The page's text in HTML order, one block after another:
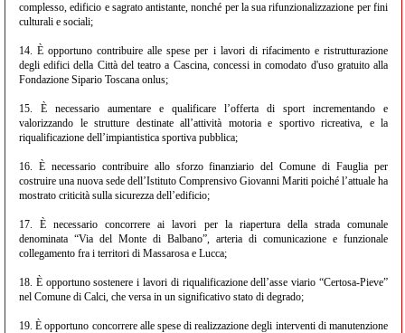
complesso, edificio e sagrato antistante, nonché per la sua rifunzionalizzazione per fini
culturali e sociali;
14. È opportuno contribuire alle spese per i lavori di rifacimento e ristrutturazione
degli edifici della Città del teatro a Cascina, concessi in comodato d'uso gratuito alla
Fondazione Sipario Toscana onlus;
15. È necessario aumentare e qualificare l’offerta di sport incrementando e
valorizzando le strutture destinate all’attività motoria e sportivo ricreativa, e la
riqualificazione dell’impiantistica sportiva pubblica;
16. È necessario contribuire allo sforzo finanziario del Comune di Fauglia per
costruire una nuova sede dell’Istituto Comprensivo Giovanni Mariti poiché l’attuale ha
mostrato criticità sulla sicurezza dell’edificio;
17. È necessario concorrere ai lavori per la riapertura della strada comunale
denominata “Via del Monte di Balbano”, arteria di comunicazione e funzionale
collegamento fra i territori di Massarosa e Lucca;
18. È opportuno sostenere i lavori di riqualificazione dell’asse viario “Certosa-Pieve”
nel Comune di Calci, che versa in un significativo stato di degrado;
19. È opportuno concorrere alle spese di realizzazione degli interventi di manutenzione